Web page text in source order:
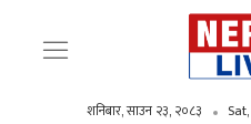
शनिबार, साउन २३, २०८३